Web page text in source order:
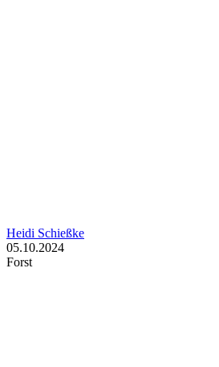
Heidi Schießke
05.10.2024
Forst